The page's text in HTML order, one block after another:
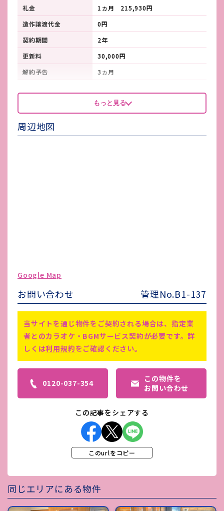
礼金
1ヵ月 215,930円
造作譲渡代金
0円
契約期間
2年
更新料
30,000円
解約予告
3ヵ月
看板製作費
契約者負担
看板使用料・
維持管理費
-
鍵交換費
-
※ 仲介手数料は、賃料の1ヵ月
ヵ月）が含まれております。
もっと見る
周辺地図
Google Map
お問い合わせ 管理No.B1-137
当サイトを通じ物件をご契約される場合は、指定業
者とのカラオケ・BGMサービス契約が必要です。詳
しくは利用規約をご確認ください。
0120-037-354
この物件を
お問い合わせ
この記事をシェアする
このurlをコピー
同じエリアにある物件